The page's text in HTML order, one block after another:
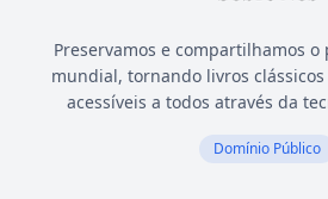
Preservamos e compartilhamos
mundial, tornando livros
acessíveis a todos através da
Domínio Público